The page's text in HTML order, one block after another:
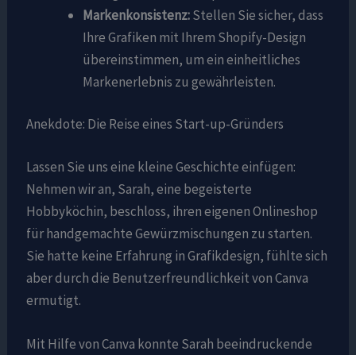
Markenkonsistenz:Stellen Sie sicher, dass
Ihre Grafiken mit Ihrem Shopify-Design
übereinstimmen, um ein einheitliches
Markenerlebnis zu gewährleisten.
Anekdote: Die Reise eines Start-up-Gründers
Lassen Sie uns eine kleine Geschichte einfügen:
Nehmen wir an, Sarah, eine begeisterte
Hobbyköchin, beschloss, ihren eigenen Onlineshop
für handgemachte Gewürzmischungen zu starten.
Sie hatte keine Erfahrung in Grafikdesign, fühlte sich
aber durch die Benutzerfreundlichkeit von Canva
ermutigt.
Mit Hilfe von Canva konnte Sarah beeindruckende